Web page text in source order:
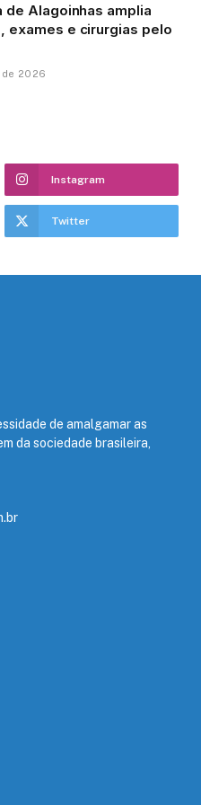
de Alagoinhas amplia
exames e cirurgias pelo
2026
Instagram
Twitter
de amalgamar as
da sociedade brasileira,